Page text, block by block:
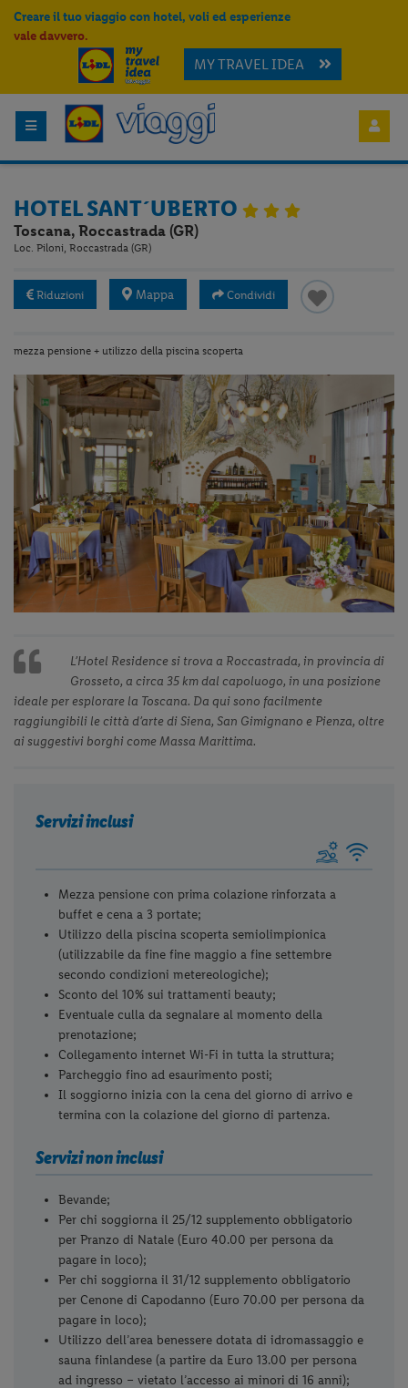
Creare il tuo viaggio con hotel, voli ed esperienze
vale davvero.
MY TRAVEL IDEA
HOTEL SANT´UBERTO
Toscana, Roccastrada (GR)
Loc. Piloni, Roccastrada (GR)
Riduzioni Mappa Condividi
mezza pensione + utilizzo della piscina scoperta
Previous
Slide
◀︎
Next
Slide
▶︎
L’Hotel Residence si trova a Roccastrada, in provincia di
Grosseto, a circa 35 km dal capoluogo, in una posizione
ideale per esplorare la Toscana. Da qui sono facilmente
raggiungibili le città d’arte di Siena, San Gimignano e Pienza, oltre
ai suggestivi borghi come Massa Marittima.
Servizi inclusi
Mezza pensione con prima colazione rinforzata a
buffet e cena a 3 portate;
Utilizzo della piscina scoperta semiolimpionica
(utilizzabile da fine fine maggio a fine settembre
secondo condizioni metereologiche);
Sconto del 10% sui trattamenti beauty;
Eventuale culla da segnalare al momento della
prenotazione;
Collegamento internet Wi-Fi in tutta la struttura;
Parcheggio fino ad esaurimento posti;
Il soggiorno inizia con la cena del giorno di arrivo e
termina con la colazione del giorno di partenza.
Servizi non inclusi
Bevande;
Per chi soggiorna il 25/12 supplemento obbligatorio
per Pranzo di Natale (Euro 40.00 per persona da
pagare in loco);
Per chi soggiorna il 31/12 supplemento obbligatorio
per Cenone di Capodanno (Euro 70.00 per persona da
pagare in loco);
Utilizzo dell’area benessere dotata di idromassaggio e
sauna finlandese (a partire da Euro 13.00 per persona
ad ingresso – vietato l’accesso ai minori di 16 anni);